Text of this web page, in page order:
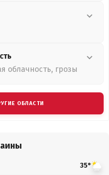
облачность, грозы
ОБЛАСТИ
35°